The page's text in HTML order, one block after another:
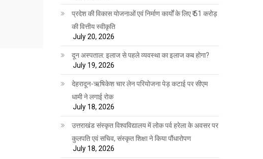
प्रदेश की विकास योजनाओं एवं निर्माण कार्यों के लिए ₹ 51 करोड़
की वित्तीय स्वीकृति
July 20, 2026
दून अस्पताल: इलाज से पहले व्यवस्था का इलाज कब होगा?
July 19, 2026
देहरादून-ऋषिकेश चार लेन परियोजना पेड़ कटाई पर सीएम
धामी ने लगाई रोक
July 18, 2026
उत्तराखंड संस्कृत विश्वविद्यालय में लोक पर्व हरेला के अवसर पर
कुलपति एवं सचिव, संस्कृत शिक्षा ने किया पौंधारोपण
July 18, 2026